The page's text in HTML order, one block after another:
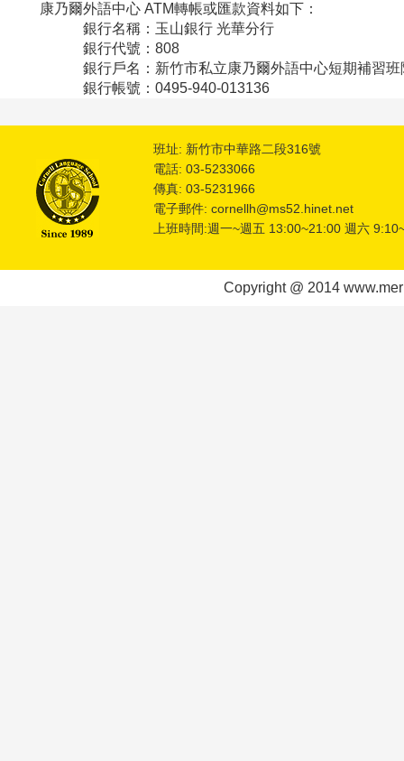
康乃爾外語中心 ATM轉帳或匯款資料如下：
銀行名稱：玉山銀行 光華分行
銀行代號：808
銀行戶名：新竹市私立康乃爾外語中心短期補習班
銀行帳號：0495-940-013136
班址: 新竹市中華路二段316號
電話: 03-5233066
傳真: 03-5231966
電子郵件: cornellh@ms52.hinet.net
上班時間:週一~週五 13:00~21:00 週六
Copyright @ 2014